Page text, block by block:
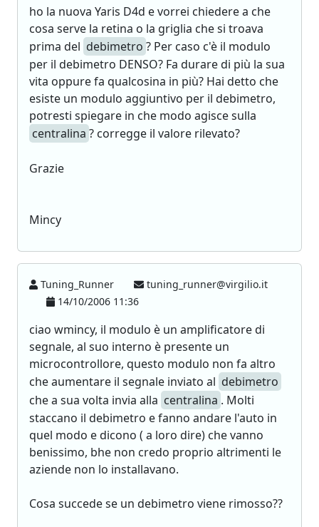
ho la nuova Yaris D4d e vorrei chiedere a che
cosa serve la retina o la griglia che si troava
prima del debimetro ? Per caso c'è il modulo
per il debimetro DENSO? Fa durare di più la sua
vita oppure fa qualcosina in più? Hai detto che
esiste un modulo aggiuntivo per il debimetro,
potresti spiegare in che modo agisce sulla
centralina ? corregge il valore rilevato?
Grazie
Mincy
Tuning_Runner
tuning_runner@virgilio.it
14/10/2006 11:36
ciao wmincy, il modulo è un amplificatore di
segnale, al suo interno è presente un
microcontrollore, questo modulo non fa altro
che aumentare il segnale inviato al debimetro
che a sua volta invia alla centralina . Molti
staccano il debimetro e fanno andare l'auto in
quel modo e dicono ( a loro dire) che vanno
benissimo, bhe non credo proprio altrimenti le
aziende non lo installavano.
Cosa succede se un debimetro viene rimosso??